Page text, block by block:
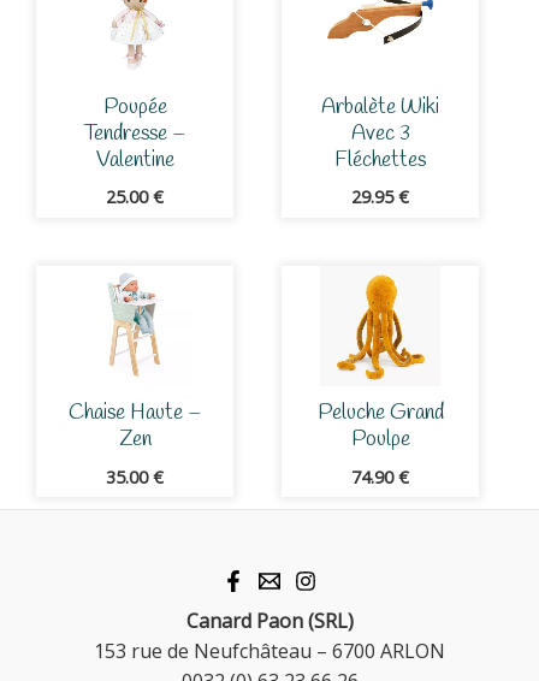
Poupée
Tendresse –
Valentine
25.00€
Arbalète Wiki
Avec 3
Fléchettes
29.95€
Chaise Haute –
Zen
35.00€
Peluche Grand
Poulpe
74.90€
Canard Paon (SRL)
153 rue de Neufchâteau – 6700 ARLON